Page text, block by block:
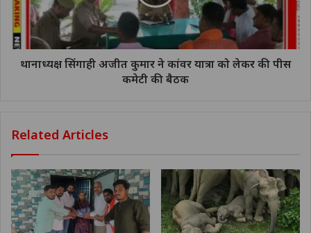
थानाध्यक्ष सिंगाही अजीत कुमार ने कांवर यात्रा को लेकर की पीस
कमेटी की बैठक
Related Articles